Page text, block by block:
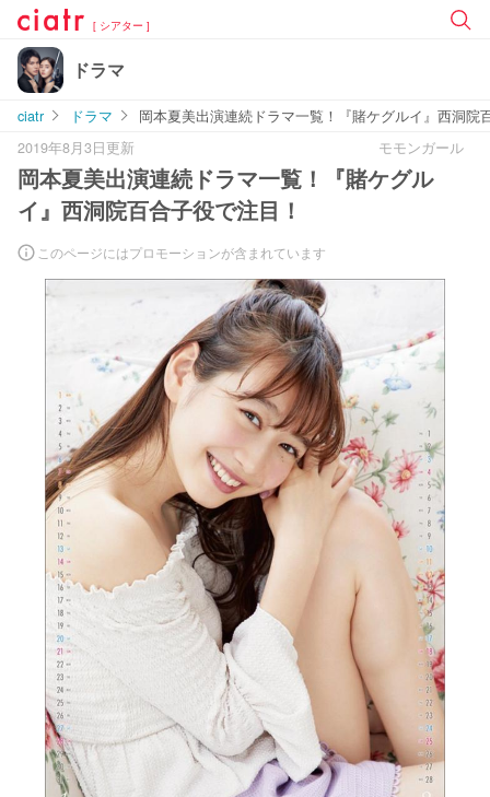
[ シアター ]
ドラマ
ciatr ドラマ
岡本夏美出演連続ドラマ一覧！『賭ケグルイ』西洞院
2019年8月3日更新
モモンガール
岡本夏美出演連続ドラマ一覧！『賭ケグル
イ』西洞院百合子役で注目！
このページにはプロモーションが含まれています